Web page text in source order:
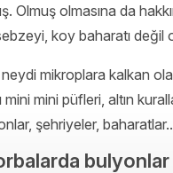
Olmuş olmasına da
koy baharatı
mikroplara kalkan
mini mini püfleri, altın
şehriyeler,
bulyonlar